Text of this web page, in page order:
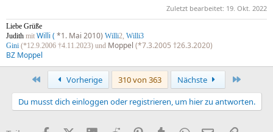
Zuletzt bearbeitet: 19. Okt. 2022
Liebe Grüße
Judith mit Willi ( *1. Mai 2010) Willi2, Willi3
Gini (*12.9.2006 †4.11.2023) und Moppel (*7.3.2005 †26.3.2020)
BZ Moppel
Erste Vorherige 310 von 363 Nächste
Du musst dich einloggen oder registrieren, um hier zu antworten.